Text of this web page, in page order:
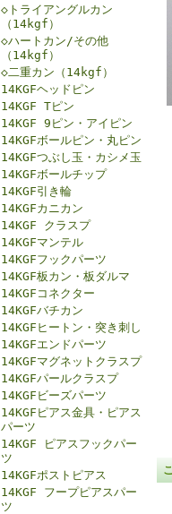
◇トライアングルカン
（14kgf）
◇ハートカン/その他
（14kgf）
◇二重カン（14kgf）
14KGFヘッドピン
14KGF Tピン
14KGF 9ピン・アイピン
14KGFボールピン・丸ピン
14KGFつぶし玉・カシメ玉
14KGFボールチップ
14KGF引き輪
14KGFカニカン
14KGF クラスプ
14KGFマンテル
14KGFフックパーツ
14KGF板カン・板ダルマ
14KGFコネクター
14KGFバチカン
14KGFヒートン・突き刺し
14KGFエンドパーツ
14KGFマグネットクラスプ
14KGFパールクラスプ
14KGFビーズパーツ
14KGFピアス金具・ピアス
パーツ
14KGF ピアスフックパー
ツ
14KGFポストピアス
14KGF フープピアスパー
ツ